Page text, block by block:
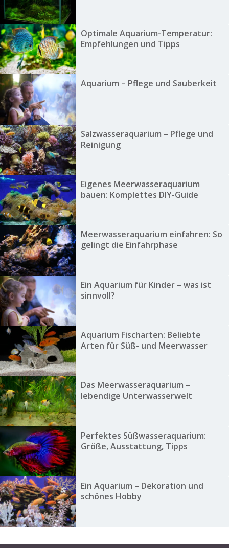
Optimale Aquarium-Temperatur:
Empfehlungen und Tipps
Aquarium – Pflege und Sauberkeit
Salzwasseraquarium – Pflege und
Reinigung
Eigenes Meerwasseraquarium
bauen: Komplettes DIY-Guide
Meerwasseraquarium einfahren: So
gelingt die Einfahrphase
Ein Aquarium für Kinder – was ist
sinnvoll?
Aquarium Fischarten: Beliebte
Arten für Süß- und Meerwasser
Das Meerwasseraquarium –
lebendige Unterwasserwelt
Perfektes Süßwasseraquarium:
Größe, Ausstattung, Tipps
Ein Aquarium – Dekoration und
schönes Hobby